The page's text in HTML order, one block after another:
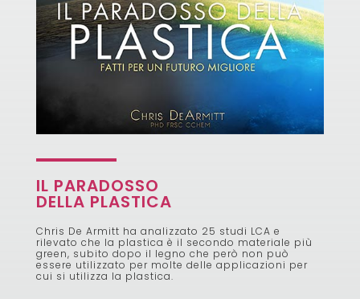
IL PARADOSSO
DELLA PLASTICA
Chris De Armitt ha analizzato 25 studi LCA e
rilevato che la plastica è il secondo materiale più
green, subito dopo il legno che però non può
essere utilizzato per molte delle applicazioni per
cui si utilizza la plastica.